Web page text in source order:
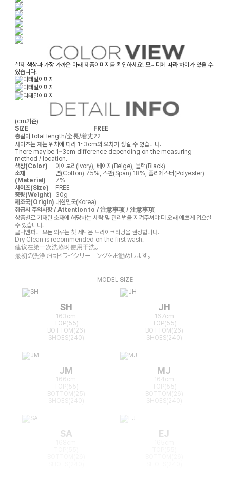
실제 색상과 가장 가까운 아래 제품이미지를 확인하세요! 모니터에 따라 차이가 있을 수
있습니다.
(cm기준)
SIZE
FREE
총길이Total length/全長/着丈22
사이즈는 재는 위치에 따라 1~3cm의 오차가 생길 수 있습니다.
There may be 1~3cm difference depending on the measuring
method / location.
색상(Color)
아이보리(Ivory), 베이지(Beige), 블랙(Black)
소재
(Material)
면(Cotton) 75%, 스판(Span) 18%, 폴리에스터(Polyester)
7%
사이즈(Size)
FREE
중량(Weight)
30g
제조국(Origin) 대한민국(Korea)
취급시 주의사항 / Attention to / 注意事项 / 注意事項
상품별로 기재된 소재에 해당하는 세탁 및 관리법을 지켜주셔야 더 오래 예쁘게 입으실
수 있습니다.
클릭앤퍼니 모든 의류는 첫 세탁은 드라이크리닝을 권장합니다.
Dry Clean is recommended on the first wash.
建议在第一次洗涤时使用干洗。
最初の洗浄ではドライクリーニングをお勧めします。
MODEL SIZE
SH
163cm
TOP(55)
BOTTOM(26)
SHOES(240)
JH
167cm
TOP(55)
BOTTOM(26)
SHOES(240)
JM
166cm
TOP(55)
BOTTOM(25)
MJ
164cm
TOP(55)
BOTTOM(26)
SA EJ